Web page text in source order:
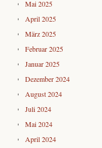
Mai 2025
April 2025
März 2025
Februar 2025
Januar 2025
Dezember 2024
August 2024
Juli 2024
Mai 2024
April 2024